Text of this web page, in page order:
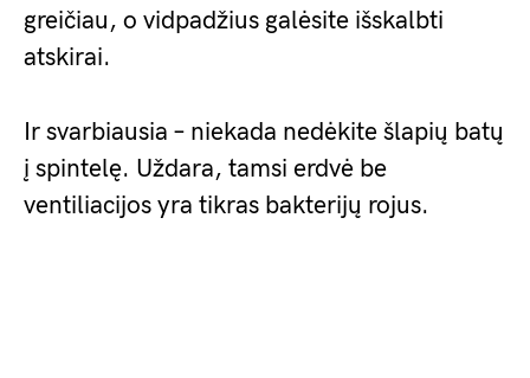
greičiau, o vidpadžius galėsite išskalbti
atskirai.
Ir svarbiausia – niekada nedėkite šlapių batų
į spintelę. Uždara, tamsi erdvė be
ventiliacijos yra tikras bakterijų rojus.